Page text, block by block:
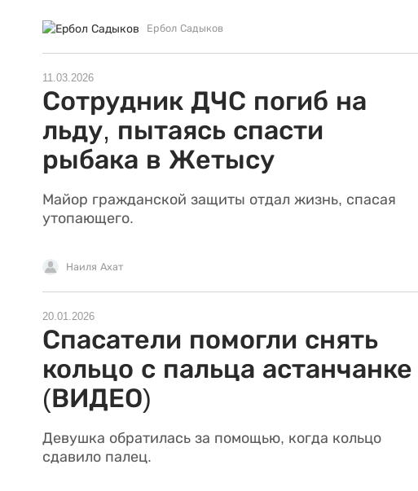
Ербол Садыков
11.03.2026
Сотрудник ДЧС погиб на
льду, пытаясь спасти
рыбака в Жетысу
Майор гражданской защиты отдал жизнь, спасая
утопающего.
Наиля Ахат
20.01.2026
Спасатели помогли снять
кольцо с пальца астанчанке
(ВИДЕО)
Девушка обратилась за помощью, когда кольцо
сдавило палец.